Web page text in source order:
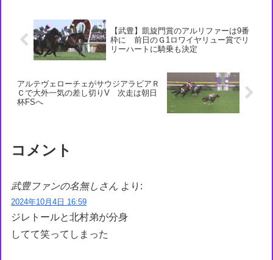
【武豊】凱旋門賞のアルリファーは9番
枠に 前日のＧ1ロワイヤリュー賞でリ
リーハートに騎乗も決定
アルテヴェローチェがサウジアラビアＲ
Ｃで大外一気の差し切りV 次走は朝日
杯FSへ
コメント
武豊ファンの名無しさん より:
2024年10月4日 16:59
ジレトールと北村弟が分身
してて笑ってしまった